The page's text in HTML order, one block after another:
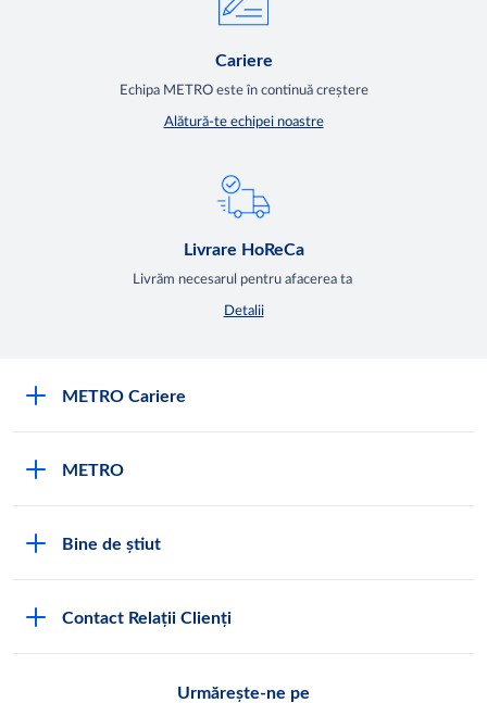
Cariere
Echipa METRO este în continuă creștere
Alătură-te echipei noastre
Livrare HoReCa
Livrăm necesarul pentru afacerea ta
Detalii
METRO Cariere
METRO
Bine de știut
Contact Relații Clienți
Urmărește-ne pe